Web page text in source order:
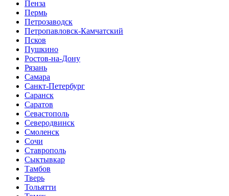
Пенза
Пермь
Петрозаводск
Петропавловск-Камчатский
Псков
Пушкино
Ростов-на-Дону
Рязань
Самара
Санкт-Петербург
Саранск
Саратов
Севастополь
Северодвинск
Смоленск
Сочи
Ставрополь
Сыктывкар
Тамбов
Тверь
Тольятти